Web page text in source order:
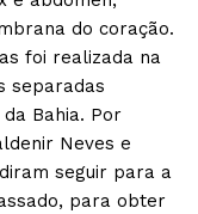
do coração.
foi realizada na
separadas
Bahia. Por
Neves e
seguir para a
para obter